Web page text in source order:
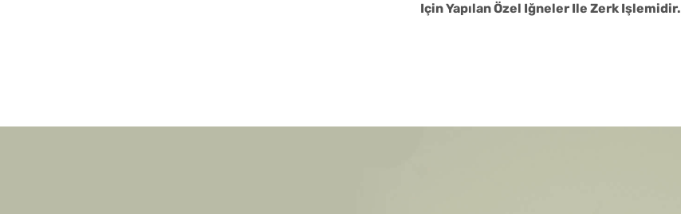
Için Yapılan Özel Iğneler Ile Zerk Işlemidir.